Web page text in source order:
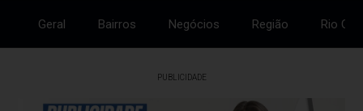
Geral Bairros Negócios Região Rio
PUBLICIDADE